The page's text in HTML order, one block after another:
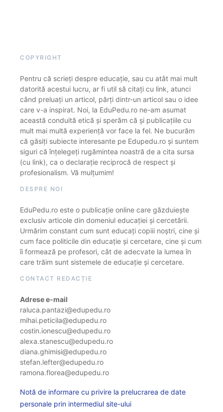
COPYRIGHT
Pentru că scrieți despre educație, sau cu atât mai mult
datorită acestui lucru, ar fi util să citați cu link, atunci
când preluați un articol, părți dintr-un articol sau o idee
care v-a inspirat. Noi, la EduPedu.ro ne-am asumat
această conduită etică și sperăm că și publicațiile cu
mult mai multă experiență vor face la fel. Ne bucurăm
că găsiți subiecte interesante pe Edupedu.ro și suntem
siguri că înțelegeți rugămintea noastră de a cita sursa
(cu link), ca o declarație reciprocă de respect și
profesionalism. Vă mulțumim!
DESPRE NOI
EduPedu.ro este o publicație online care găzduiește
exclusiv articole din domeniul educației și cercetării.
Urmărim constant cum sunt educați copiii noștri, cine și
cum face politicile din educație și cercetare, cine și cum
îi formează pe profesori, cât de adecvate la lumea în
care trăim sunt sistemele de educație și cercetare.
CONTACT REDACȚIE
Adrese e-mail
raluca.pantazi@edupedu.ro
mihai.peticila@edupedu.ro
costin.ionescu@edupedu.ro
alexa.stanescu@edupedu.ro
diana.ghimisi@edupedu.ro
stefan.lefter@edupedu.ro
ramona.florea@edupedu.ro
Notă de informare cu privire la prelucrarea de date
personale prin intermediul site-ului